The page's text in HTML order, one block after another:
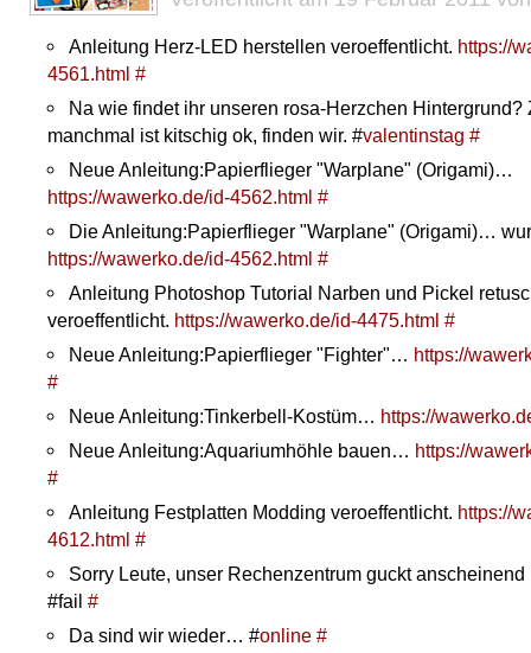
Anleitung Herz-LED herstellen veroeffentlicht. https://
4561.html #
Na wie findet ihr unseren rosa-Herzchen Hintergrund?
manchmal ist kitschig ok, finden wir. #valentinstag #
Neue Anleitung:Papierflieger "Warplane" (Origami)…
https://wawerko.de/id-4562.html #
Die Anleitung:Papierflieger "Warplane" (Origami)…
https://wawerko.de/id-4562.html #
Anleitung Photoshop Tutorial Narben und Pickel
veroeffentlicht. https://wawerko.de/id-4475.html #
Neue Anleitung:Papierflieger "Fighter"… https://
#
Neue Anleitung:Tinkerbell-Kostüm… https://
Neue Anleitung:Aquariumhöhle bauen… https://
#
Anleitung Festplatten Modding veroeffentlicht. https://
4612.html #
Sorry Leute, unser Rechenzentrum guckt
#fail #
Da sind wir wieder… #online #